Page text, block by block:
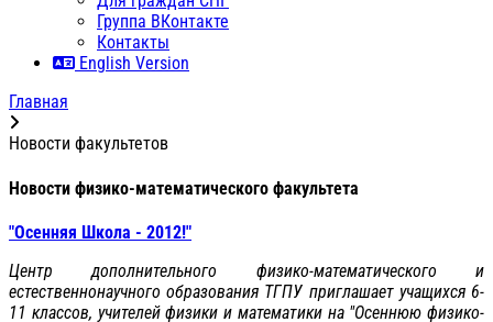
Группа ВКонтакте
Контакты
English Version
Главная
Новости факультетов
Новости физико-математического факультета
"Осенняя Школа - 2012!"
Центр дополнительного физико-математического и
естественнонаучного образования ТГПУ приглашает учащихся 6-
11 классов, учителей физики и математики на "Осеннюю физико-